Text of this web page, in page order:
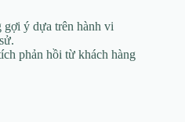
gợi ý dựa trên hành vi
phản hồi từ khách hàng